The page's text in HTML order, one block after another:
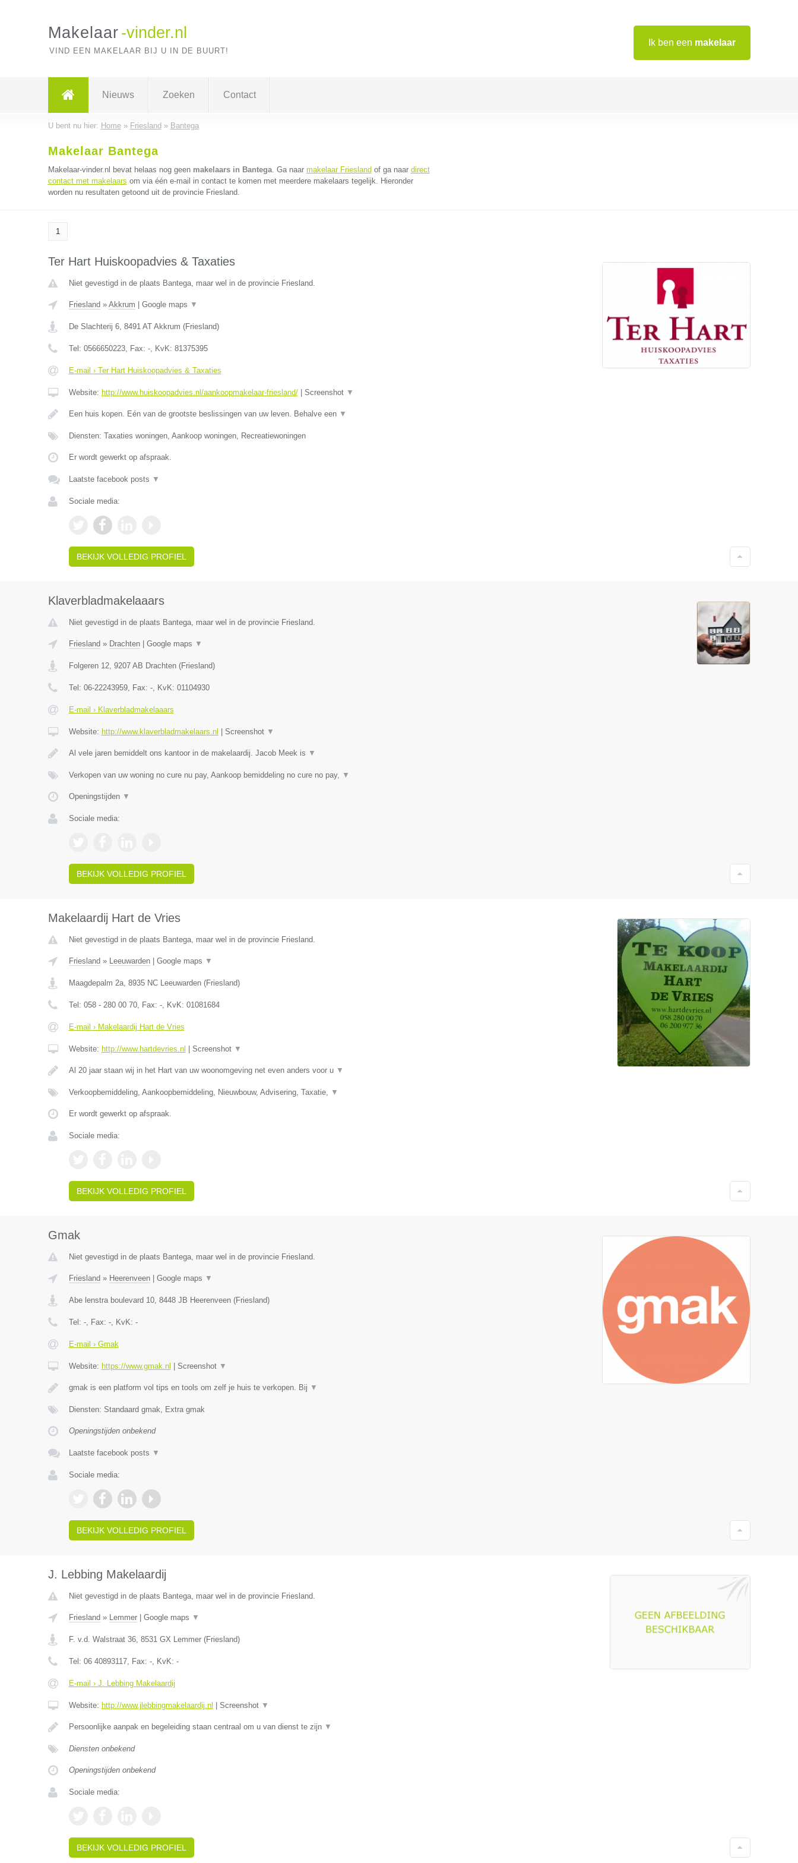
Ik ben een makelaar
Makelaar -vinder.nl
VIND EEN MAKELAAR BIJ U IN DE BUURT!
Nieuws Zoeken Contact
U bent nu hier: Home» Friesland » Bantega
Makelaar Bantega
Makelaar-vinder.nl bevat helaas nog geen makelaars in Bantega. Ga naar makelaar Friesland of ga naar direct
contact met makelaars om via één e-mail in contact te komen met meerdere makelaars tegelijk. Hieronder
worden nu resultaten getoond uit de provincie Friesland.
1
Ter Hart Huiskoopadvies & Taxaties
Niet gevestigd in de plaats Bantega, maar wel in de provincie Friesland.
Friesland » Akkrum Google maps ▼
De Slachterij 6, 8491 AT Akkrum (Friesland)
Tel: 0566650223, Fax: -, KvK: 81375395
E-mail › Ter Hart Huiskoopadvies & Taxaties
Website: http://www.huiskoopadvies.nl/aankoopmakelaar-friesland/| Screenshot ▼
Een huis kopen. Eén van de grootste beslissingen van uw leven. Behalve een ▼
Diensten: Taxaties woningen, Aankoop woningen, Recreatiewoningen
Er wordt gewerkt op afspraak.
Laatste facebook posts ▼
Sociale media:
BEKIJK VOLLEDIG PROFIEL
Klaverbladmakelaaars
Niet gevestigd in de plaats Bantega, maar wel in de provincie Friesland.
Friesland » Drachten| Google maps ▼
Folgeren 12, 9207 AB Drachten(Friesland)
Tel: 06-22243959, Fax: -, KvK: 01104930
E-mail › Klaverbladmakelaaars
Website: http://www.klaverbladmakelaars.nl Screenshot ▼
Al vele jaren bemiddelt ons kantoor in de makelaardij. Jacob Meek is ▼
Verkopen van uw woning no cure nu pay, Aankoop bemiddeling no cure no pay, ▼
Openingstijden ▼
Sociale media:
BEKIJK VOLLEDIG PROFIEL
Makelaardij Hart de Vries
Niet gevestigd in de plaats Bantega, maar wel in de provincie Friesland.
Friesland » Leeuwarden| Google maps ▼
Maagdepalm 2a, 8935 NC Leeuwarden(Friesland)
Tel: 058 - 280 00 70, Fax: -, KvK: 01081684
E-mail › Makelaardij Hart de Vries
Website: http://www.hartdevries.nl Screenshot ▼
Al 20 jaar staan wij in het Hart van uw woonomgeving net even anders voor u ▼
Verkoopbemiddeling, Aankoopbemiddeling, Nieuwbouw, Advisering, Taxatie, ▼
Er wordt gewerkt op afspraak.
Sociale media:
BEKIJK VOLLEDIG PROFIEL
Gmak
Niet gevestigd in de plaats Bantega, maar wel in de provincie Friesland.
Friesland » Heerenveen| Google maps ▼
Abe lenstra boulevard 10, 8448 JB Heerenveen(Friesland)
Tel: -, Fax: -, KvK: -
E-mail › Gmak
Website: https://www.gmak.nl Screenshot ▼
gmak is een platform vol tips en tools om zelf je huis te verkopen. Bij ▼
Diensten: Standaard gmak, Extra gmak
Openingstijden onbekend
Laatste facebook posts ▼
Sociale media:
BEKIJK VOLLEDIG PROFIEL
J. Lebbing Makelaardij
Niet gevestigd in de plaats Bantega, maar wel in de provincie Friesland.
Friesland » Lemmer| Google maps ▼
F. v.d. Walstraat 36, 8531 GX Lemmer(Friesland)
Tel: 06 40893117, Fax: -, KvK: -
E-mail › J. Lebbing Makelaardij
Website: http://www.jlebbingmakelaardij.nl Screenshot ▼
Persoonlijke aanpak en begeleiding staan centraal om u van dienst te zijn ▼
Diensten onbekend
Openingstijden onbekend
Sociale media:
BEKIJK VOLLEDIG PROFIEL